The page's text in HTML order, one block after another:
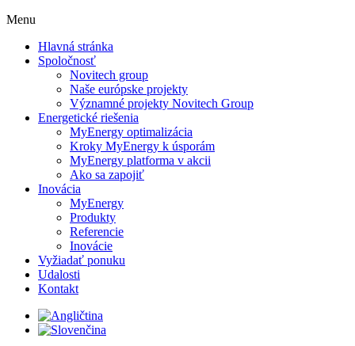
Menu
Hlavná stránka
Spoločnosť
Novitech group
Naše európske projekty
Významné projekty Novitech Group
Energetické riešenia
MyEnergy optimalizácia
Kroky MyEnergy k úsporám
MyEnergy platforma v akcii
Ako sa zapojiť
Inovácia
MyEnergy
Produkty
Referencie
Inovácie
Vyžiadať ponuku
Udalosti
Kontakt